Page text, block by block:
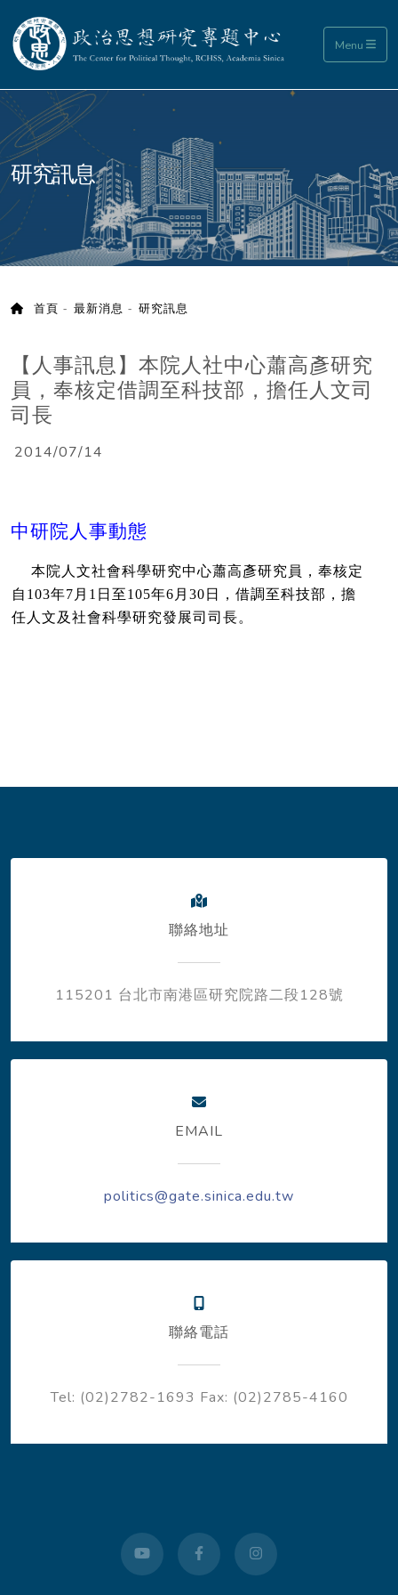
政治思想研究專題中心 Menu
:::
研究訊息
首頁 最新消息 研究訊息
【人事訊息】本院人社中心蕭高彥研究
員，奉核定借調至科技部，擔任人文司
司長
2014/07/14
中研院人事動態
本院人文社會科學研究中心蕭高彥研究員，奉核定
自103年7月1日至105年6月30日，借調至科技部，擔
任人文及社會科學研究發展司司長。
聯絡地址
115201 台北市南港區研究院路二段128號
EMAIL
politics@gate.sinica.edu.tw
聯絡電話
Tel: (02)2782-1693 Fax: (02)2785-4160
youtube facebookinstagram